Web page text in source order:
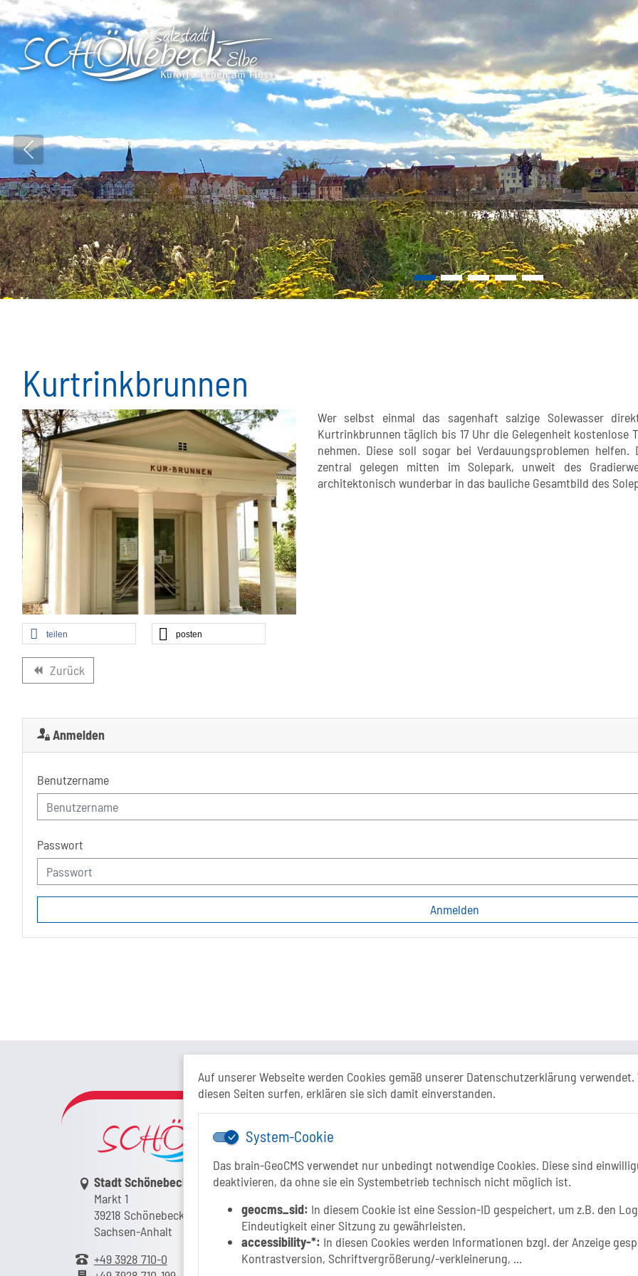
Auf unserer Webseite werden Cookies gemäß unserer Datenschutzerklärung verwendet.
diesen Seiten surfen, erklären sie sich damit einverstanden.
System-Cookie
Das brain-GeoCMS verwendet nur unbedingt notwendige Cookies. Diese sind
deaktivieren, da ohne sie ein Systembetrieb technisch nicht möglich ist.
geocms_sid: In diesem Cookie ist eine Session-ID gespeichert, um z.B. den
Eindeutigkeit einer Sitzung zu gewährleisten.
accessibility-*: In diesen Cookies werden Informationen bzgl. der Anzeige
Kontrastversion, Schriftvergrößerung/-verkleinerung, ...
Vorheriges Bild
Kurtrinkbrunnen
Wer selbst einmal das sagenhaft salzige Solewasser
Kurtrinkbrunnen täglich bis 17 Uhr die Gelegenheit kostenlose
nehmen. Diese soll sogar bei Verdauungsproblemen
zentral gelegen mitten im Solepark, unweit des
architektonisch wunderbar in das bauliche Gesamtbild des
teilen posten
backward Zurück
Anmelden
Benutzername
Passwort
Link zur Google-Maps Navigation
Stadt Schönebeck (Elbe)
Markt 1
39218 Schönebeck (Elbe)
Sachsen-Anhalt
+49 3928 710-0
Folgt uns auf
INSTAGRAM
YOUTUBE